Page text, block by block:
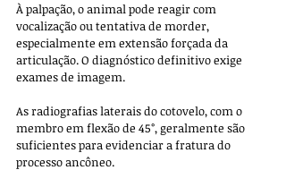
À palpação, o animal pode reagir com
vocalização ou tentativa de morder,
especialmente em extensão forçada da
articulação. O diagnóstico definitivo exige
exames de imagem.
As radiografias laterais do cotovelo, com o
membro em flexão de 45°, geralmente são
suficientes para evidenciar a fratura do
processo ancôneo.